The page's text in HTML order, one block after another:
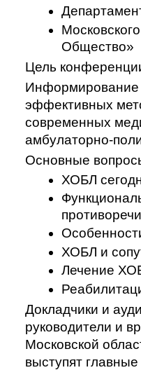
Общество»
Цель
Информирование
эффективных
современных
амбулаторно-
Основные
ХОБЛ
ХОБЛ и
Лечение
Докладчики и
руководители и
Московской
выступят